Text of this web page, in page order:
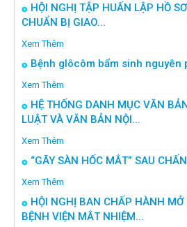
HỘI NGHỊ TẬP HUẤN LẬP HỒ
CHUẨN BỊ GIAO...
Xem Thêm
Bệnh glôcôm bẩm sinh nguyên
Xem Thêm
HỆ THỐNG DANH MỤC VĂN
LUẬT VÀ VĂN BẢN NỘI...
Xem Thêm
“GÃY SÀN HỐC MẮT” SAU
Xem Thêm
HỘI NGHỊ BAN CHẤP HÀNH MỞ
BỆNH VIỆN MẮT NHIỆM...